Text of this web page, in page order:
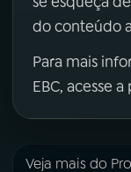
do conteúdo
Para mais
EBC, acesse
Veja mais do